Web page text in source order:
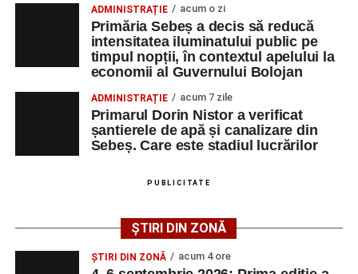
toți cei care cred că trecutul poate deveni motor de
dezvoltare pentru prezent” , a declarat Alexandru Radu,
președintele Asociației AGORA – Născuți Liberi.
Transylvania Fest va avea loc în perioada
septembrie 2026, laCetatea Greavilor din Gârbova
Intrarea este liberă pe întreaga durată a evenimentului.
Urmărește-ne pe Google News
4–6 septembrie 2026: Prima ediție a Transylvania
Fest, la Cetatea Greavilor din Gârbova
Accident rutier la ieșirea din Șugag spre Popasul
Regelui. Intervin pompierii din Sebeș
Biciclist de 70 de ani, rănit într-un accident rutier
produs pe strada Dorobanți din Sebeș
ADMINISTRAȚIE acum o zi
Primăria Sebeș a decis să reducă
intensitatea iluminatului public pe
timpul nopții, în contextul apelului la
economii al Guvernului Bolojan
ADMINISTRAȚIE acum 7 zile
Primarul Dorin Nistor a verificat
șantierele de apă și canalizare din
Sebeș. Care este stadiul lucrărilor
PUBLICITATE
ȘTIRI DIN ZONĂ
ȘTIRI DIN ZONĂ acum 4 ore